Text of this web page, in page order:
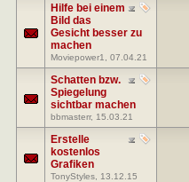
Hilfe bei einem
Bild das
Gesicht besser zu
machen
Moviepower1 , 07.04.21
Schatten bzw.
Spiegelung
sichtbar machen
bbmasterr, 15.03.21
Erstelle
kostenlos
Grafiken
TonyStyles , 13.12.15